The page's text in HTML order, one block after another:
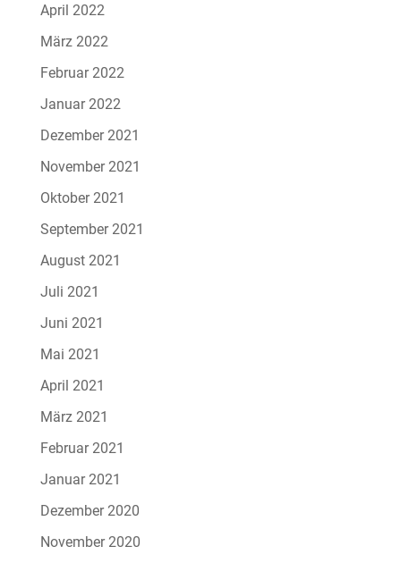
April 2022
März 2022
Februar 2022
Januar 2022
Dezember 2021
November 2021
Oktober 2021
September 2021
August 2021
Juli 2021
Juni 2021
Mai 2021
April 2021
März 2021
Februar 2021
Januar 2021
Dezember 2020
November 2020